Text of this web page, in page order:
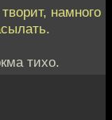
намного
тихо.